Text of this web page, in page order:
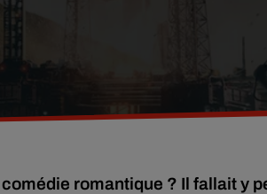
romantique ? Il fallait y